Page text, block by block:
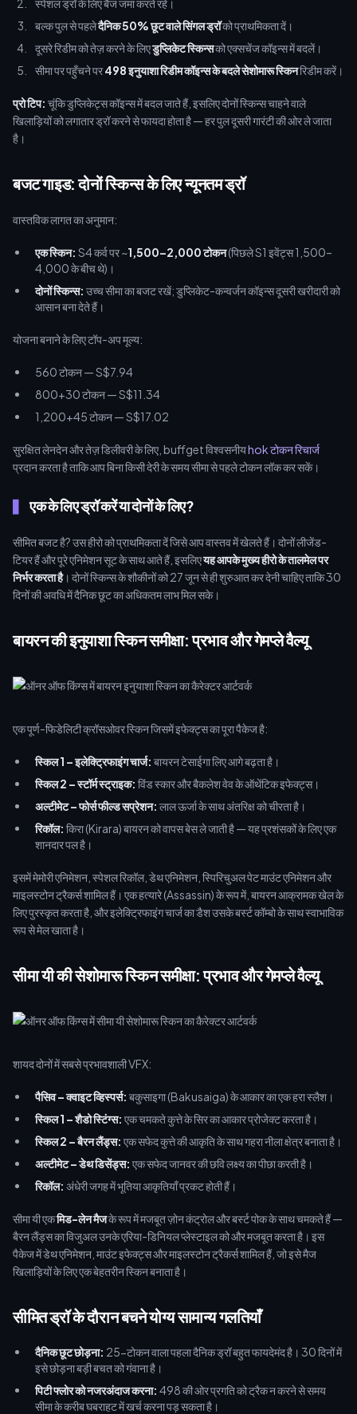
स्पेशल ड्रॉ के लिए बैज जमा करते रहें।
बल्क पुल से पहलेदैनिक 50% छूट वाले सिंगल ड्रॉको प्राथमिकता दें।
दूसरे रिडीम को तेज़ करने के लिएडुप्लिकेट स्किन्सको एक्सचेंज कॉइन्स में बदलें।
सीमा पर पहुँचने पर498 इनुयाशा रिडीम कॉइन्स के बदले सेशोमारू स्किनरिडीम करें।
प्रो टिप: चूंकि डुप्लिकेट्स कॉइन्स में बदल जाते हैं, इसलिए दोनों स्किन्स चाहने वाले
खिलाड़ियों को लगातार ड्रॉ करने से फायदा होता है — हर पुल दूसरी गारंटी की ओर ले जाता
है।
बजट गाइड: दोनों स्किन्स के लिए न्यूनतम ड्रॉ
वास्तविक लागत का अनुमान:
एक स्किन: S4 कर्व पर ~1,500–2,000 टोकन(पिछले S1 इवेंट्स 1,500–
4,000 के बीच थे)।
दोनों स्किन्स: उच्च सीमा का बजट रखें; डुप्लिकेट-कन्वर्जन कॉइन्स दूसरी खरीदारी को
आसान बना देते हैं।
योजना बनाने के लिए टॉप-अप मूल्य:
560 टोकन — S$7.94
800+30 टोकन — S$11.34
1,200+45 टोकन — S$17.02
सुरक्षित लेनदेन और तेज़ डिलीवरी के लिए, buffget विश्वसनीयhok टोकन रिचार्ज
प्रदान करता है ताकि आप बिना किसी देरी के समय सीमा से पहले टोकन लॉक कर सकें।
एक के लिए ड्रॉ करें या दोनों के लिए?
सीमित बजट है? उस हीरो को प्राथमिकता दें जिसे आप वास्तव में खेलते हैं। दोनों लीजेंड-
टियर हैं और पूरे एनिमेशन सूट के साथ आते हैं, इसलिएयह आपके मुख्य हीरो के तालमेल पर
निर्भर करता है। दोनों स्किन्स के शौकीनों को 27 जून से ही शुरुआत कर देनी चाहिए ताकि 30
दिनों की अवधि में दैनिक छूट का अधिकतम लाभ मिल सके।
बायरन की इनुयाशा स्किन समीक्षा: प्रभाव और गेमप्ले वैल्यू
एक पूर्ण-फिडेलिटी क्रॉसओवर स्किन जिसमें इफेक्ट्स का पूरा पैकेज है:
स्किल 1 – इलेक्ट्रिफाइंग चार्ज: बायरन टेसाईगा लिए आगे बढ़ता है।
स्किल 2 – स्टॉर्म स्ट्राइक: विंड स्कार और बैकलेश वेव के ऑथेंटिक इफेक्ट्स।
अल्टीमेट – फोर्स फील्ड सप्रेशन: लाल ऊर्जा के साथ अंतरिक्ष को चीरता है।
रिकॉल: किरा (Kirara) बायरन को वापस बेस ले जाती है — यह प्रशंसकों के लिए एक
शानदार पल है।
इसमें मेमोरी एनिमेशन, स्पेशल रिकॉल, डेथ एनिमेशन, स्पिरिचुअल पेट माउंट एनिमेशन और
माइलस्टोन ट्रैकर्स शामिल हैं। एक हत्यारे (Assassin) के रूप में, बायरन आक्रामक खेल के
लिए पुरस्कृत करता है, और इलेक्ट्रिफाइंग चार्ज का डैश उसके बर्स्ट कॉम्बो के साथ स्वाभाविक
रूप से मेल खाता है।
सीमा यी की सेशोमारू स्किन समीक्षा: प्रभाव और गेमप्ले वैल्यू
शायद दोनों में सबसे प्रभावशाली VFX:
पैसिव – क्वाइट व्हिस्पर्स: बकुसाइगा (Bakusaiga) के आकार का एक हरा स्लैश।
स्किल 1 – शैडो स्टिंग्स: एक चमकते कुत्ते के सिर का आकार प्रोजेक्ट करता है।
स्किल 2 – बैरन लैंड्स: एक सफेद कुत्ते की आकृति के साथ गहरा नीला क्षेत्र बनाता है।
अल्टीमेट – डेथ डिसेंड्स: एक सफेद जानवर की छवि लक्ष्य का पीछा करती है।
रिकॉल: अंधेरी जगह में भूतिया आकृतियाँ प्रकट होती हैं।
सीमा यी एकमिड-लेन मैजके रूप में मजबूत ज़ोन कंट्रोल और बर्स्ट पोक के साथ चमकते हैं —
बैरन लैंड्स का विजुअल उनके एरिया-डिनियल प्लेस्टाइल को और मजबूत करता है। इस
पैकेज में डेथ एनिमेशन, माउंट इफेक्ट्स और माइलस्टोन ट्रैकर्स शामिल हैं, जो इसे मैज
खिलाड़ियों के लिए एक बेहतरीन स्किन बनाता है।
सीमित ड्रॉ के दौरान बचने योग्य सामान्य गलतियाँ
दैनिक छूट छोड़ना: 25-टोकन वाला पहला दैनिक ड्रॉ बहुत फायदेमंद है। 30 दिनों में
इसे छोड़ना बड़ी बचत को गंवाना है।
पिटी फ्लोर को नजरअंदाज करना: 498 की ओर प्रगति को ट्रैक न करने से समय
सीमा के करीब घबराहट में खर्च करना पड़ सकता है।